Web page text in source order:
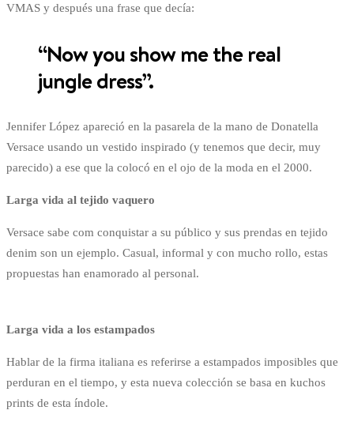
VMAS y después una frase que decía:
“Now you show me the real
jungle dress”.
Jennifer López apareció en la pasarela de la mano de Donatella
Versace usando un vestido inspirado (y tenemos que decir, muy
parecido) a ese que la colocó en el ojo de la moda en el 2000.
Larga vida al tejido vaquero
Versace sabe com conquistar a su público y sus prendas en tejido
denim son un ejemplo. Casual, informal y con mucho rollo, estas
propuestas han enamorado al personal.
Larga vida a los estampados
Hablar de la firma italiana es referirse a estampados imposibles que
perduran en el tiempo, y esta nueva colección se basa en kuchos
prints de esta índole.